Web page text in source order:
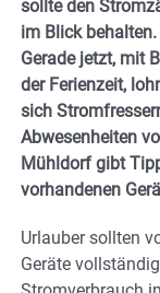
sollte den
im Blick behalten.
Gerade jetzt, mit
der Ferienzeit,
sich
Abwesenheiten
Mühldorf gibt
vorhandenen
Urlauber sollten
Geräte